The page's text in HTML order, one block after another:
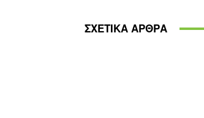
ΣΧΕΤΙΚΑ ΑΡΘΡΑ